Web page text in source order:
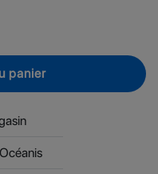
panier